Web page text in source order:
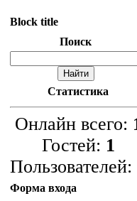
Block title
Поиск
Статистика
Онлайн всего:
Гостей: 1
Пользователей:
Форма входа